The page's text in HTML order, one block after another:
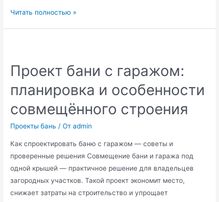
Проект
чего
начать
Читать полностью »
Проект бани с гаражом:
планировка и особенности
совмещённого строения
Проекты бань / От admin
Как спроектировать баню с гаражом — советы и
проверенные решения Совмещение бани и гаража под
одной крышей — практичное решение для владельцев
загородных участков. Такой проект экономит место,
снижает затраты на строительство и упрощает